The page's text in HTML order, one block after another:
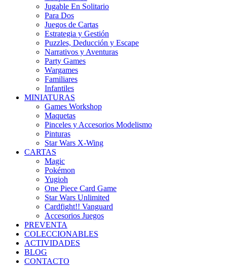
Jugable En Solitario
Para Dos
Juegos de Cartas
Estrategia y Gestión
Puzzles, Deducción y Escape
Narrativos y Aventuras
Party Games
Wargames
Familiares
Infantiles
MINIATURAS
Games Workshop
Maquetas
Pinceles y Accesorios Modelismo
Pinturas
Star Wars X-Wing
CARTAS
Magic
Pokémon
Yugioh
One Piece Card Game
Star Wars Unlimited
Cardfight!! Vanguard
Accesorios Juegos
PREVENTA
COLECCIONABLES
ACTIVIDADES
BLOG
CONTACTO